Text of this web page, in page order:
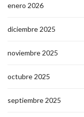
enero 2026
diciembre 2025
noviembre 2025
octubre 2025
septiembre 2025